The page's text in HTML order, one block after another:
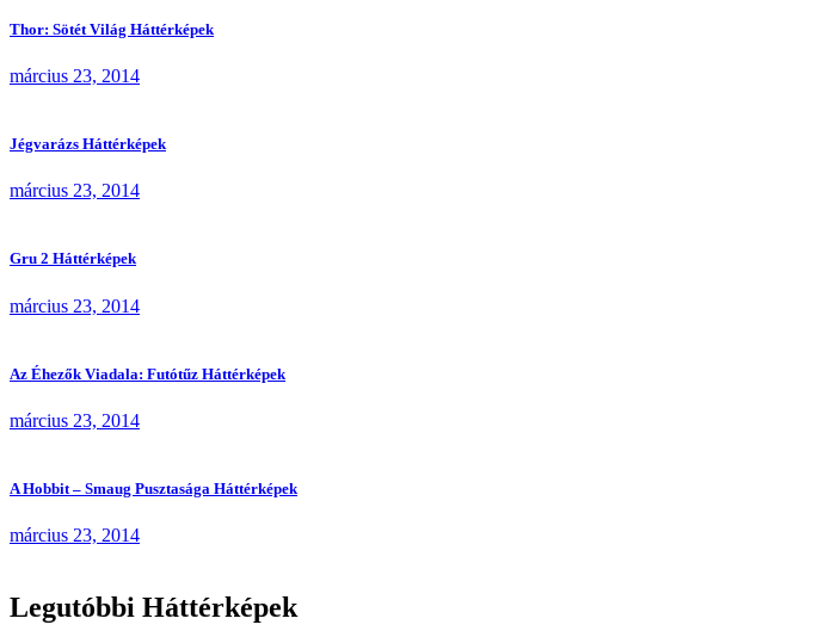
Thor: Sötét Világ Háttérképek
március 23, 2014
Jégvarázs Háttérképek
március 23, 2014
Gru 2 Háttérképek
március 23, 2014
Az Éhezők Viadala: Futótűz Háttérképek
március 23, 2014
A Hobbit – Smaug Pusztasága Háttérképek
március 23, 2014
Legutóbbi Háttérképek